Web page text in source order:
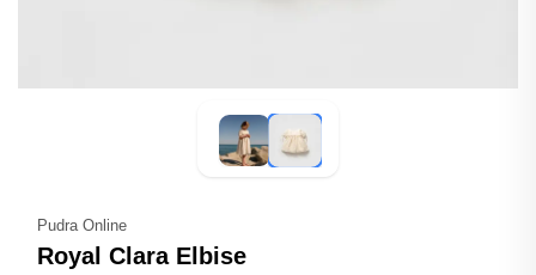
Pudra Online
Royal Clara Elbise